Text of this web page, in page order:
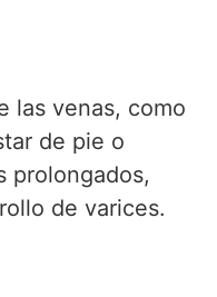
las venas, como
de pie o
prolongados,
de varices.